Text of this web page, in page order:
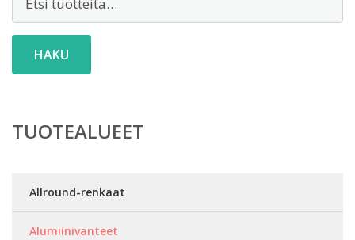
HAKU
TUOTEALUEET
Allround-renkaat
Alumiinivanteet